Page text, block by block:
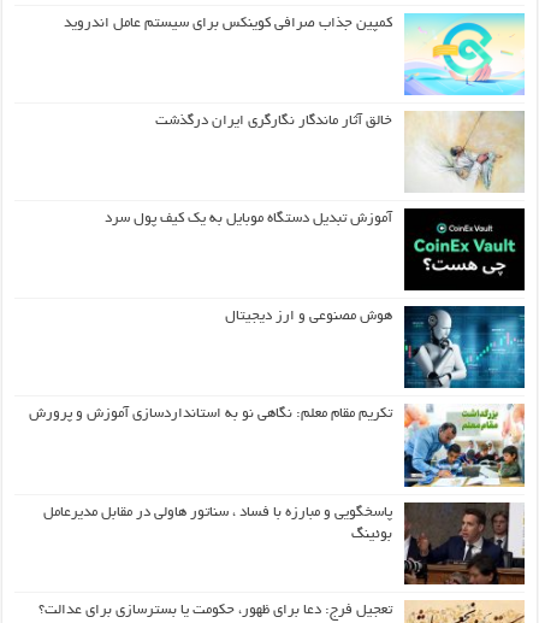
کمپین جذاب صرافی کوینکس برای سیستم عامل اندروید
خالق آثار ماندگار نگارگری ایران درگذشت
آموزش تبدیل دستگاه موبایل به یک کیف‌ پول سرد
هوش مصنوعی و ارز دیجیتال
تکریم مقام معلم: نگاهی نو به استانداردسازی آموزش و پرورش
پاسخگویی و مبارزه با فساد ، سناتور هاولی در مقابل مدیرعامل
بوئینگ
تعجیل فرج: دعا برای ظهور، حکومت یا بسترسازی برای عدالت؟